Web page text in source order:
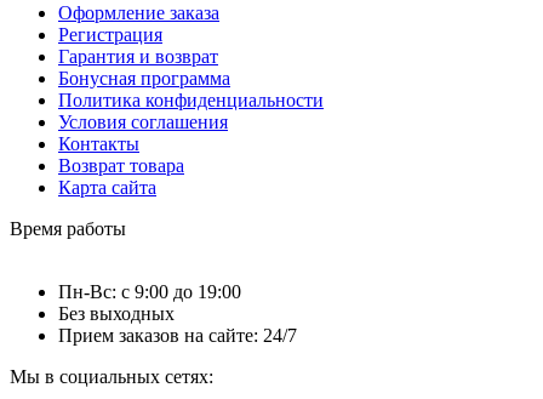
Оформление заказа
Регистрация
Гарантия и возврат
Бонусная программа
Политика конфиденциальности
Условия соглашения
Контакты
Возврат товара
Карта сайта
Время работы
Пн-Вс: с 9:00 до 19:00
Без выходных
Прием заказов на сайте: 24/7
Мы в социальных сетях: